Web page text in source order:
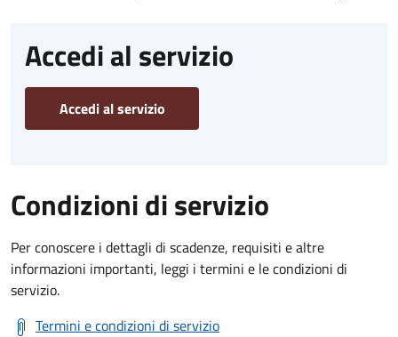
Accedi al servizio
Accedi al servizio
Condizioni di servizio
Per conoscere i dettagli di scadenze, requisiti e altre
informazioni importanti, leggi i termini e le condizioni di
servizio.
Termini e condizioni di servizio